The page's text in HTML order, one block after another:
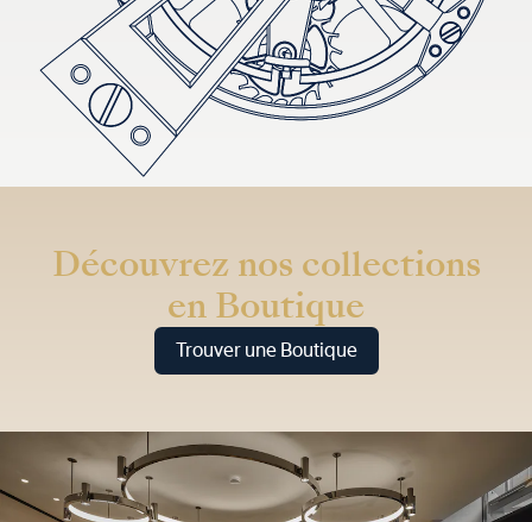
Découvrez nos collections
en Boutique
Trouver une Boutique